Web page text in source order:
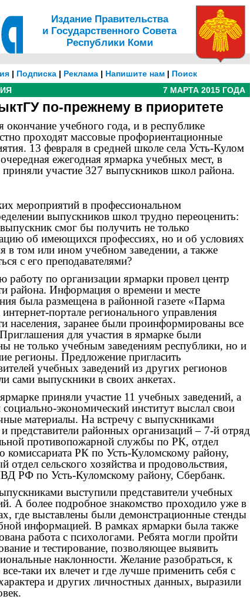
Издание Правительства
и Государственного Совета
Республики Коми
| Подписка | Реклама | Напишите нам | Поиск
7 МАРТА 2015 ГОДА
по-прежнему в приоритете
окончание учебного года, и в республике
проходят массовые профориентационные
13 февраля в средней школе села Усть-Кулом
ежегодная ярмарка учебных мест, в
приняли участие 327 выпускников школ района.
мероприятий в профессиональном
выпускников школ трудно переоценить:
смог бы получить не только
об имеющихся профессиях, но и об условиях
в том или ином учебном заведении, а также
с его преподавателями?
работу по организации ярмарки провел центр
района. Информация о времени и месте
была размещена в районной газете «Парма
портале регионального управления
населения, заранее были проинформированы все
для участия в ярмарке были
не только учебным заведениям республики, но и
регионы. Предложение пригласить
учебных заведений из других регионов
сами выпускники в своих анкетах.
приняли участие 11 учебных заведений, а
экономический институт выслал свои
материалы. На встречу с выпускниками
представители районных организаций – 7-й отряд
противопожарной службы по РК, отдел
комиссариата РК по Усть-Куломскому району,
отдел сельского хозяйства и продовольствия,
РФ по Усть-Куломскому району, Сбербанк.
выступили представители учебных
А более подробное знакомство проходило уже в
где выставлены были демонстрационные стенды
информацией. В рамках ярмарки была также
работа с психологами. Ребята могли пройти
и тестирование, позволяющее выявить
наклонности. Желание разобраться, к
таки их влечет и где лучше применить себя с
и других личностных данных, выразили